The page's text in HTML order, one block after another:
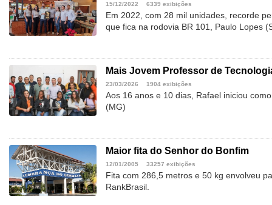
15/12/2022 6339 exibições
Em 2022, com 28 mil unidades, recorde
que fica na rodovia BR 101, Paulo Lopes
Mais Jovem Professor de
23/03/2026 1904 exibições
Aos 16 anos e 10 dias, Rafael iniciou
(MG)
Maior fita do Senhor do Bonfim
12/01/2005 33257 exibições
Fita com 286,5 metros e 50 kg envolveu
RankBrasil.